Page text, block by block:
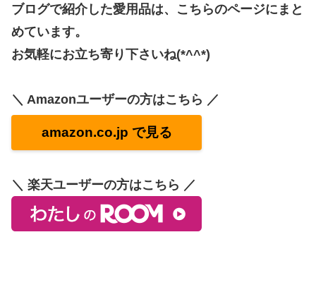
ブログで紹介した愛用品は、こちらのページにまと
めています。
お気軽にお立ち寄り下さいね(*^^*)
＼ Amazonユーザーの方はこちら ／
amazon.co.jp で見る
＼ 楽天ユーザーの方はこちら ／